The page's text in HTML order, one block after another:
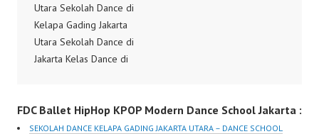
School Dance
Choreography School
Dance Video Dance…
https://www.tiktok.com/
@fdcenter…
Utara Sekolah Dance di
Kelapa Gading Jakarta
Utara Sekolah Dance di
Jakarta Kelas Dance di
Jakarta Sanggar Dance
di Jakarta Kelas Dance
FDC Ballet HipHop KPOP Modern Dance School Jakarta :
SEKOLAH DANCE KELAPA GADING JAKARTA UTARA – DANCE SCHOOL